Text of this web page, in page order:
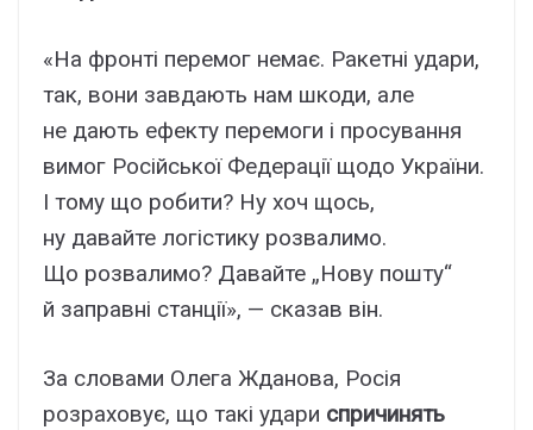
«На фронті перемог немає. Ракетні удари,
так, вони завдають нам шкоди, але
не дають ефекту перемоги і просування
вимог Російської Федерації щодо України.
І тому що робити? Ну хоч щось,
ну давайте логістику розвалимо.
Що розвалимо? Давайте „Нову пошту“
й заправні станції», — сказав він.
За словами Олега Жданова, Росія
розраховує, що такі удари спричинять